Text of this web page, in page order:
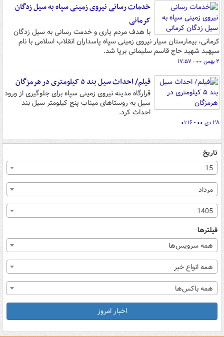
خدمات رسانی نیروی زمینی سپاه به سیل زدگان
کرمانی
با هدف مردم یاری و خدمت رسانی به سیل زدگان
کرمانی، بیمارستان سیار نیروی زمینی سپاه پاسداران انقلاب اسلامی با نام
سپهبد شهید حاج قاسم سلیمانی برپا شد.
۲ بهمن ۰۰ - ۱۷:۵۷
فیلم/ احداث سیل بند ۵ کیلومتری در هرمزگان
قرارگاه مدینه نیروی زمینی سپاه برای جلوگیری از ورود
سیل به روستاهای میناب پنج کیلومتر سیل بند
احداث کرد.
۲۸ دی ۰۰ - ۰۱:۱۶
تاریخ
15
مرداد
1405
فیلترها
همه سرویس‌ها
همه انواع خبر
همه باکس‌ها
اخبار امروز